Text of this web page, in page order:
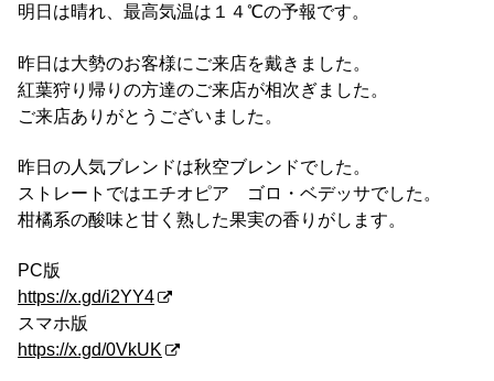
明日は晴れ、最高気温は１４℃の予報です。
昨日は大勢のお客様にご来店を戴きました。
紅葉狩り帰りの方達のご来店が相次ぎました。
ご来店ありがとうございました。
昨日の人気ブレンドは秋空ブレンドでした。
ストレートではエチオピア ゴロ・ベデッサでした。
柑橘系の酸味と甘く熟した果実の香りがします。
PC版
https://x.gd/i2YY4
スマホ版
https://x.gd/0VkUK